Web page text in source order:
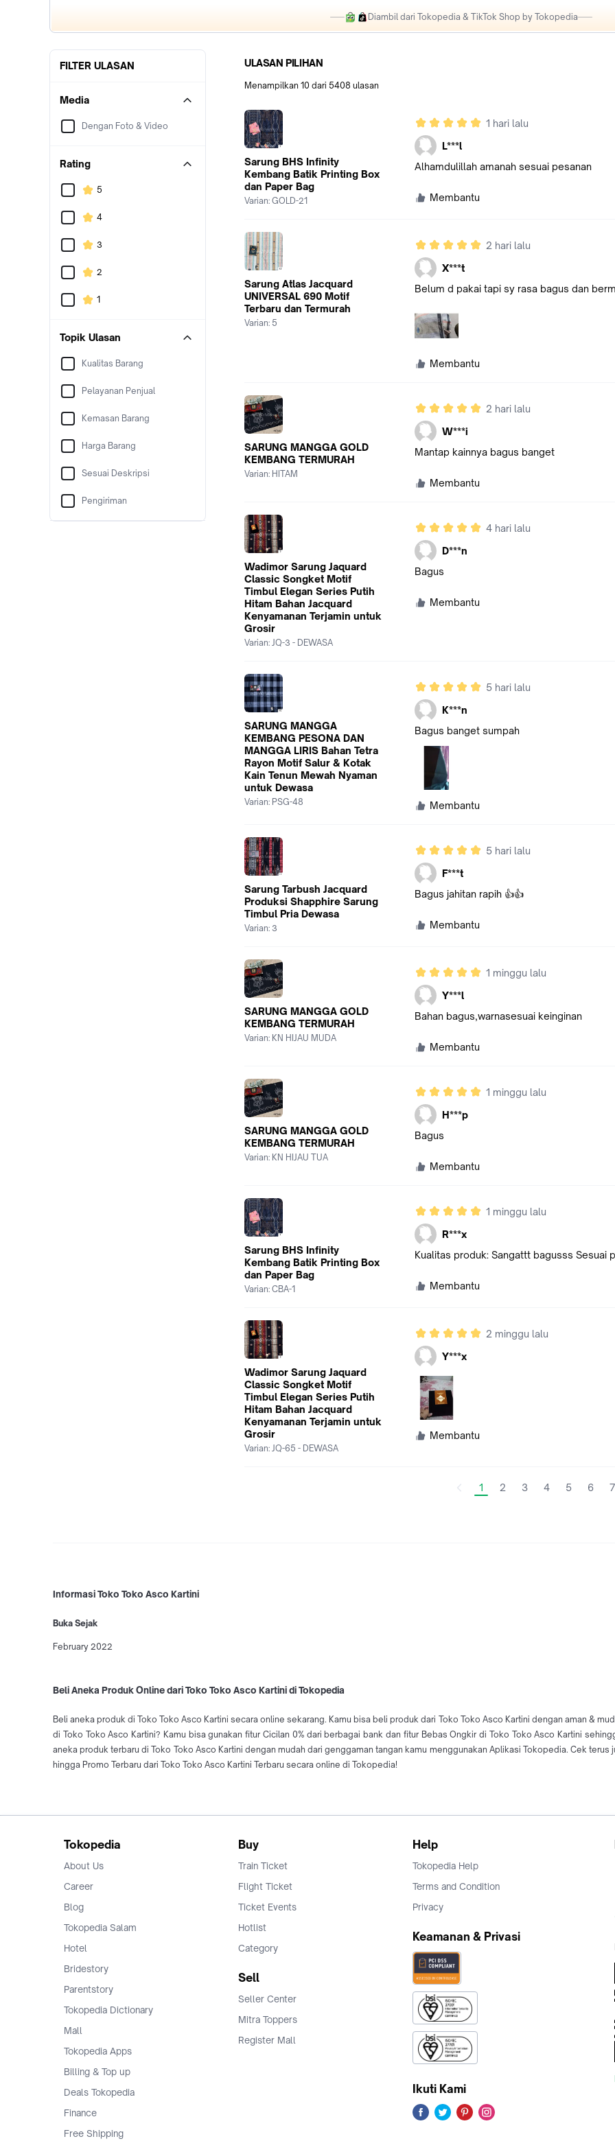
Diambil dari Tokopedia & TikTok Shop by Tokopedia
FILTER ULASAN
Media
Dengan Foto & Video
Rating
5
4
3
2
1
Topik Ulasan
Kualitas Barang
Pelayanan Penjual
Kemasan Barang
Harga Barang
Sesuai Deskripsi
Pengiriman
ULASAN PILIHAN
Menampilkan 10 dari 5408 ulasan
Sarung BHS Infinity
Kembang Batik Printing Box
dan Paper Bag
Varian: GOLD-21
1 hari lalu
L***l
Alhamdulillah amanah sesuai pesanan
Membantu
Sarung Atlas Jacquard
UNIVERSAL 690 Motif
Terbaru dan Termurah
Varian: 5
2 hari lalu
X***t
Belum d pakai tapi sy rasa bagus dan
Membantu
SARUNG MANGGA GOLD
KEMBANG TERMURAH
Varian: HITAM
2 hari lalu
W***i
Mantap kainnya bagus banget
Membantu
Wadimor Sarung Jaquard
Classic Songket Motif
Timbul Elegan Series Putih
Hitam Bahan Jacquard
Kenyamanan Terjamin untuk
Grosir
Varian: JQ-3 - DEWASA
4 hari lalu
D***n
Bagus
Membantu
SARUNG MANGGA
KEMBANG PESONA DAN
MANGGA LIRIS Bahan Tetra
Rayon Motif Salur & Kotak
Kain Tenun Mewah Nyaman
untuk Dewasa
Varian: PSG-48
5 hari lalu
K***n
Bagus banget sumpah
Membantu
Sarung Tarbush Jacquard
Produksi Shapphire Sarung
Timbul Pria Dewasa
Varian: 3
5 hari lalu
F***t
Bagus jahitan rapih 👍👍
Membantu
SARUNG MANGGA GOLD
KEMBANG TERMURAH
Varian: KN HIJAU MUDA
1 minggu lalu
Y***l
Bahan bagus,warnasesuai keinginan
Membantu
SARUNG MANGGA GOLD
KEMBANG TERMURAH
Varian: KN HIJAU TUA
1 minggu lalu
H***p
Bagus
Membantu
Sarung BHS Infinity
Kembang Batik Printing Box
dan Paper Bag
Varian: CBA-1
1 minggu lalu
R***x
Kualitas produk: Sangattt bagusss Sesuai
Membantu
Wadimor Sarung Jaquard
Classic Songket Motif
Timbul Elegan Series Putih
Hitam Bahan Jacquard
Kenyamanan Terjamin untuk
Grosir
Varian: JQ-65 - DEWASA
2 minggu lalu
Y***x
Membantu
1 2 3 4 5 6 7
Informasi Toko Toko Asco Kartini
Buka Sejak
February 2022
Beli Aneka Produk Online dari Toko Toko Asco Kartini di Tokopedia
Beli aneka produk di Toko Toko Asco Kartini secara online sekarang. Kamu bisa beli produk dari Toko Toko Asco Kartini dengan aman &
di Toko Toko Asco Kartini? Kamu bisa gunakan fitur Cicilan 0% dari berbagai bank dan fitur Bebas Ongkir di Toko Toko Asco Kartini
aneka produk terbaru di Toko Toko Asco Kartini dengan mudah dari genggaman tangan kamu menggunakan Aplikasi Tokopedia. Cek
hingga Promo Terbaru dari Toko Toko Asco Kartini Terbaru secara online di Tokopedia!
Tokopedia
About Us
Career
Blog
Tokopedia Salam
Hotel
Bridestory
Parentstory
Tokopedia Dictionary
Mall
Tokopedia Apps
Billing & Top up
Deals Tokopedia
Finance
Free Shipping
Buy
Train Ticket
Flight Ticket
Ticket Events
Hotlist
Category
Sell
Seller Center
Mitra Toppers
Register Mall
Help
Tokopedia Help
Terms and Condition
Privacy
Keamanan & Privasi
Ikuti Kami